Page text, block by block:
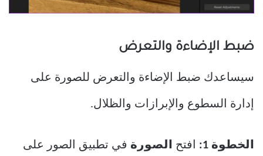
ضبط الإضاءة والتعرض
سيساعدك ضبط الإضاءة والتعرض للصورة على
إدارة السطوع والإبرازات والظلال.
الخطوة 1: افتح الصورة في تطبيق الصور على